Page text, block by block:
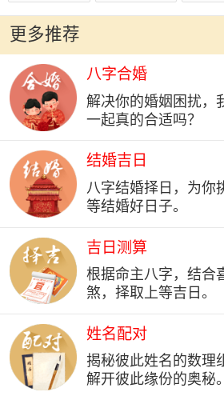
更多推荐
八字合婚
解决你的婚姻困扰，
一起真的合适吗？
结婚吉日
八字结婚择日，为你
等结婚好日子。
吉日测算
根据命主八字，结合
煞，择取上等吉日。
姓名配对
揭秘彼此姓名的数理
解开彼此缘份的奥秘。